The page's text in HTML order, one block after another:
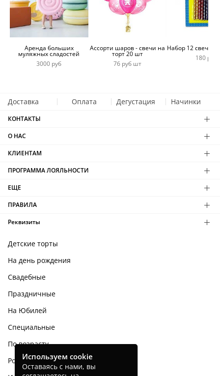
Аренда больших
муляжных сладостей
3000 руб
Ассорти шаров - свечи на
торт 20 шт
76 руб шт
Набор 12 свечей
180 руб
Доставка Оплата Дегустация Начинки
КОНТАКТЫ
О НАС
КЛИЕНТАМ
ПРОГРАММА ЛОЯЛЬНОСТИ
ЕЩЕ
ПРАВИЛА
Реквизиты
Детские торты
На день рождения
Свадебные
Праздничные
На Юбилей
Специальные
По возрасту
Родным и близким
Используем cookie
Оставаясь с нами, вы